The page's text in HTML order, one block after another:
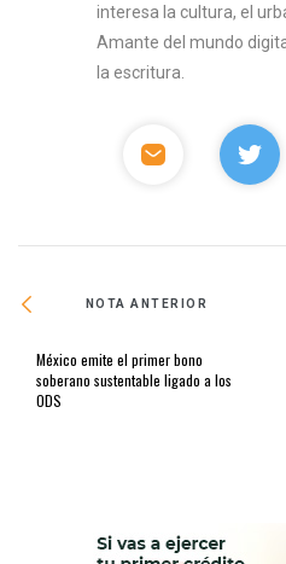
interesa la cultura, el
Amante del mundo
la escritura.
NOTA ANTERIOR
México emite el primer bono
soberano sustentable ligado a los
ODS